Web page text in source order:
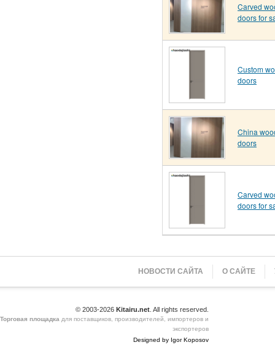
Carved
doors for
Custom
doors
China
doors
Carved
doors for
НОВОСТИ САЙТА О САЙТЕ
© 2003-2026 Kitairu.net . All rights reserved.
Торговая площадка для поставщиков, производителей, импортеров и
экспортеров
Designed by Igor Koposov